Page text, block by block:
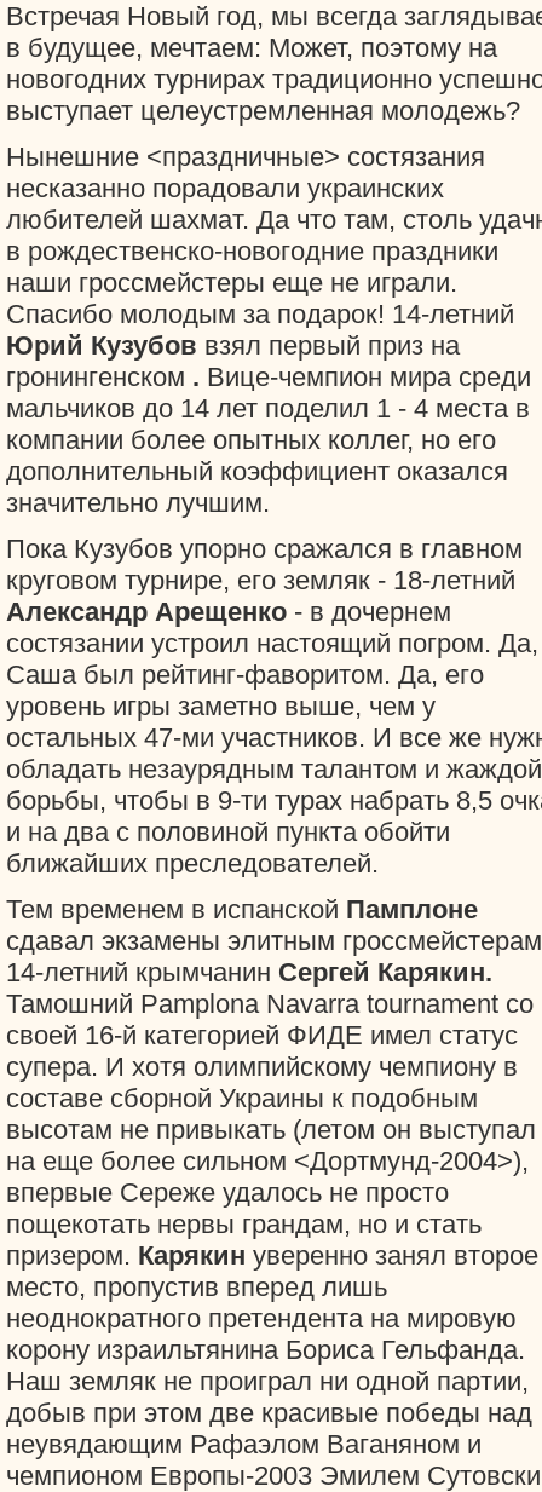
Встречая Новый год, мы всегда
в будущее, мечтаем: Может, поэтому на
новогодних турнирах традиционно
выступает целеустремленная молодежь?
Нынешние <праздничные> состязания
несказанно порадовали украинских
любителей шахмат. Да что там, столь
в рождественско-новогодние праздники
наши гроссмейстеры еще не играли.
Спасибо молодым за подарок! 14-летний
Юрий Кузубов взял первый приз на
гронингенском . Вице-чемпион мира среди
мальчиков до 14 лет поделил 1 - 4 места в
компании более опытных коллег, но его
дополнительный коэффициент оказался
значительно лучшим.
Пока Кузубов упорно сражался в главном
круговом турнире, его земляк - 18-летний
Александр Арещенко - в дочернем
состязании устроил настоящий погром. Да,
Саша был рейтинг-фаворитом. Да, его
уровень игры заметно выше, чем у
остальных 47-ми участников. И все же
обладать незаурядным талантом и жаждой
борьбы, чтобы в 9-ти турах набрать 8,5
и на два с половиной пункта обойти
ближайших преследователей.
Тем временем в испанской Памплоне
сдавал экзамены элитным гроссмейстерам
14-летний крымчанин Сергей Карякин.
Тамошний Pamplona Navarra tournament со
своей 16-й категорией ФИДЕ имел статус
супера. И хотя олимпийскому чемпиону в
составе сборной Украины к подобным
высотам не привыкать (летом он выступал
на еще более сильном <Дортмунд-2004>),
впервые Сереже удалось не просто
пощекотать нервы грандам, но и стать
призером. Карякин уверенно занял второе
место, пропустив вперед лишь
неоднократного претендента на мировую
корону израильтянина Бориса Гельфанда.
Наш земляк не проиграл ни одной партии,
добыв при этом две красивые победы над
неувядающим Рафаэлом Ваганяном и
чемпионом Европы-2003 Эмилем